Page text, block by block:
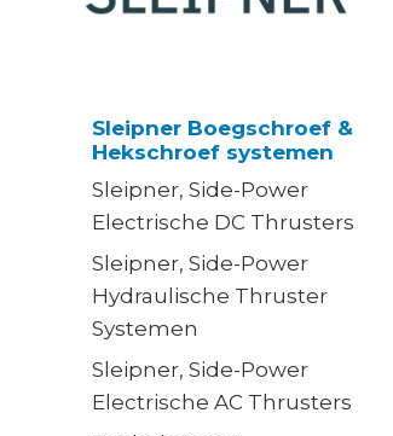
Sleipner Boegschroef &
Hekschroef systemen
Sleipner, Side-Power
Electrische DC Thrusters
Sleipner, Side-Power
Hydraulische Thruster
Systemen
Sleipner, Side-Power
Electrische AC Thrusters